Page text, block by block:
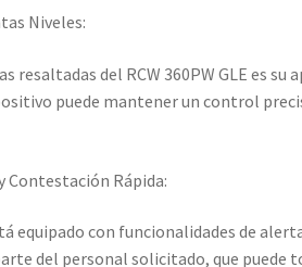
Niveles:
resaltadas del RCW 360PW GLE es
puede mantener un control
Contestación Rápida:
equipado con funcionalidades de
del personal solicitado, que